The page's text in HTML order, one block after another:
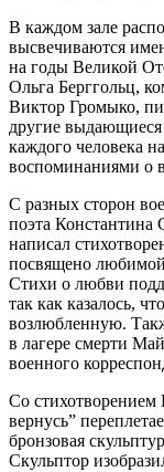
В каждом зале
высвечиваются
на годы Великой
Ольга Берггольц,
Виктор Громыко,
другие
каждого человека
воспоминаниями о
С разных сторон
поэта
написал
посвящено
Стихи о любви
так как казалось,
возлюбленную.
в лагере смерти
военного
Со
вернусь”
бронзовая
Скульптор